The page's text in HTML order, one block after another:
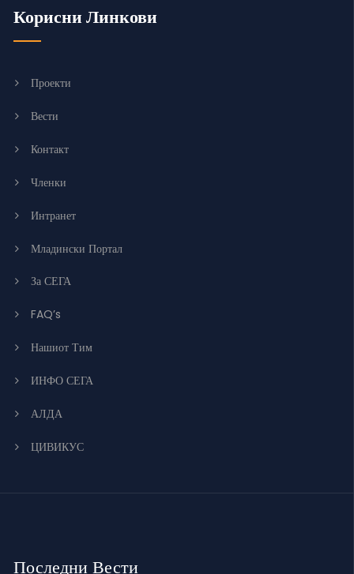
Корисни Линкови
Проекти
Вести
Контакт
Членки
Интранет
Младински Портал
За СЕГА
FAQ’s
Нашиот Тим
ИНФО СЕГА
АЛДА
ЦИВИКУС
Последни Вести